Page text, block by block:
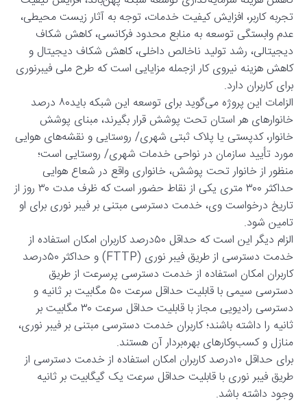
تجربه کاربر، افزایش کیفیت خدمات، توجه به آثار زیست محیطی،
عدم وابستگی توسعه به منابع محدود فرکانسی، کاهش شکاف
دیجیتالی، رشد تولید ناخالص داخلی، کاهش شکاف دیجیتال و
کاهش هزینه نیروی کار ازجمله مزایایی است که طرح ملی فیبرنوری
برای کاربران دارد.
الزامات این پروژه می‌گوید برای توسعه این شبکه باید۸۰ درصد
خانوارهای هر استان تحت پوشش قرار بگیرند، مبنای پوشش
خانوار، کدپستی یا پلاک ثبتی شهری/ روستایی و نقشه‌های هوایی
مورد تأیید سازمان در نواحی خدمات شهری/ روستایی است؛
منظور از خانوار تحت پوشش، خانواری واقع در شعاع هوایی
حداکثر ۳۰۰ متری یکی از نقاط حضور است که ظرف مدت ۳۰ روز از
تاریخ درخواست وی، خدمت دسترسی مبتنی بر فیبر نوری برای او
تامین شود.
الزام دیگر این است که حداقل ۵۰درصد کاربران امکان استفاده از
خدمت دسترسی از طریق فیبر نوری (FTTP) و حداکثر ۵۰درصد
کاربران امکان استفاده از خدمت دسترسی پرسرعت از طریق
دسترسی سیمی با قابلیت حداقل سرعت ۵۰ مگابیت بر ثانیه و
دسترسی رادیویی مجاز با قابلیت حداقل سرعت ۳۰ مگابیت بر
ثانیه را داشته باشند؛ کاربران خدمت دسترسی مبتنی بر فیبر نوری،
منازل و کسب‌وکارهای بهره‌بردار آن هستند.
برای حداقل ۱۰درصد کاربران امکان استفاده از خدمت دسترسی از
طریق فیبر نوری با قابلیت حداقل سرعت یک گیگابیت ‌بر ثانیه
وجود داشته باشد.